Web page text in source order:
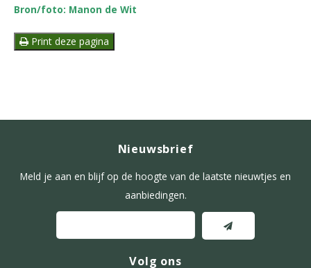
Bron/foto: Manon de Wit
Print deze pagina
Nieuwsbrief
Meld je aan en blijf op de hoogte van de laatste nieuwtjes en
aanbiedingen.
Volg ons